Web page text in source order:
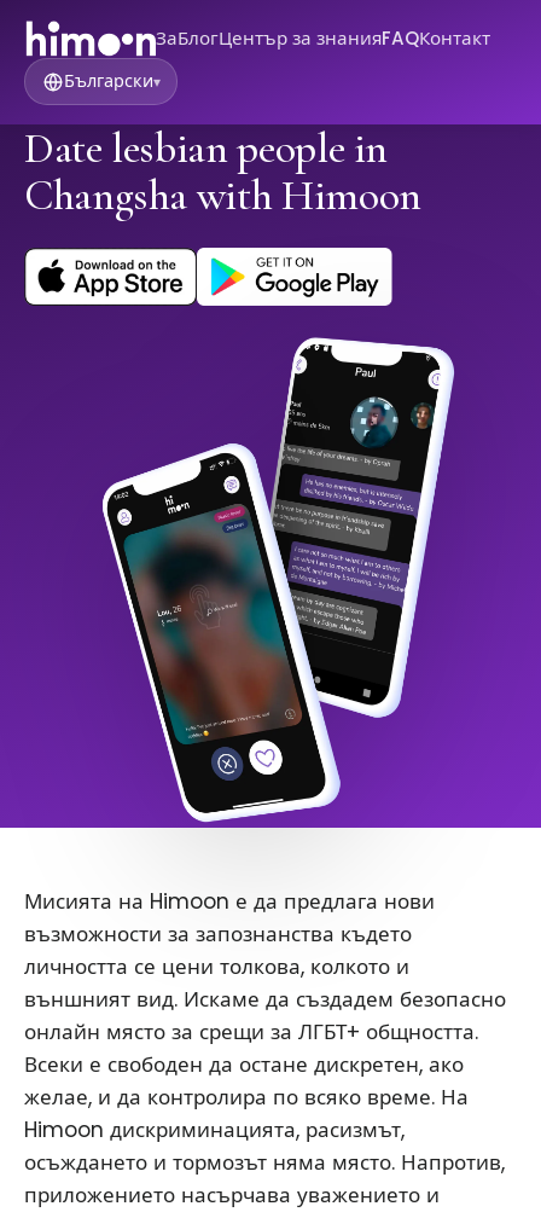
ЗаБлогЦентър за знанияFAQКонтакт
Български▾
Date lesbian people in
Changsha with Himoon
Мисията на Himoon е да предлага нови
възможности за запознанства където
личността се цени толкова, колкото и
външният вид. Искаме да създадем безопасно
онлайн място за срещи за ЛГБТ+ общността.
Всеки е свободен да остане дискретен, ако
желае, и да контролира по всяко време. На
Himoon дискриминацията, расизмът,
осъждането и тормозът няма място. Напротив,
приложението насърчава уважението и